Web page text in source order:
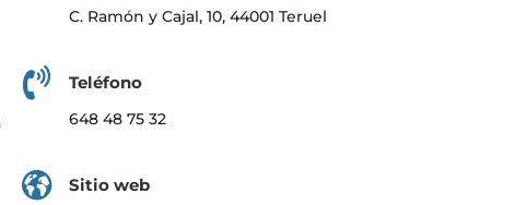
C. Ramón y Cajal, 10, 44001 Teruel
Teléfono
648 48 75 32
Sitio web